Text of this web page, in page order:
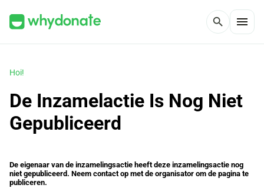
search menu
Hoi!
De Inzamelactie Is Nog Niet
Gepubliceerd
De eigenaar van de inzamelingsactie heeft deze inzamelingsactie nog
niet gepubliceerd. Neem contact op met de organisator om de pagina te
publiceren.